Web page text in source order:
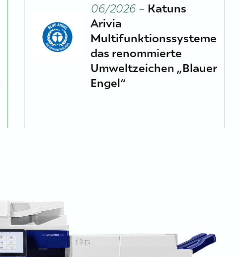
06/2026 – Katuns
Arivia
Multifunktionssysteme
das renommierte
Umweltzeichen „Blauer
Engel“